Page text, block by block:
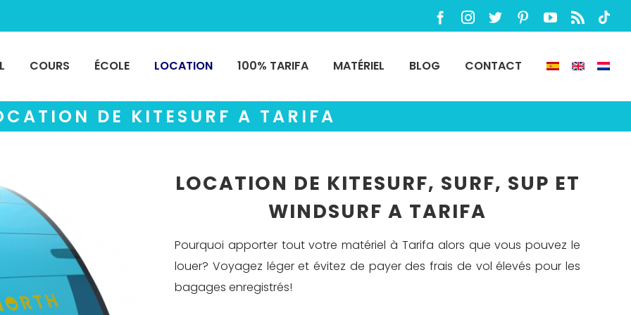
Facebook
Instagram
Twitter PinterestYouTube
Rss
COURS ÉCOLE LOCATION 100% TARIFA MATÉRIEL BLOG CONTACT
DE KITESURF A TARIFA
LOCATION DE KITESURF, SURF, SUP ET
WINDSURF A TARIFA
Pourquoi apporter tout votre matériel à Tarifa alors que vous pouvez le
louer? Voyagez léger et évitez de payer des frais de vol élevés pour les
bagages enregistrés!